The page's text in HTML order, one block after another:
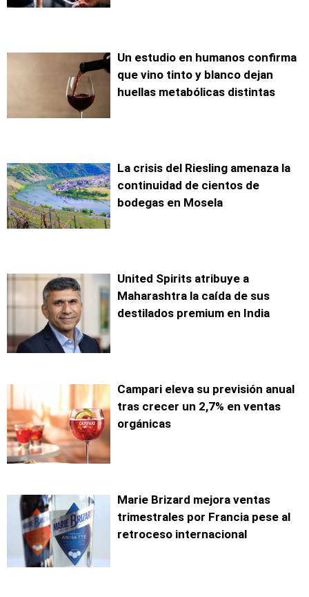
Un estudio en humanos confirma
que vino tinto y blanco dejan
huellas metabólicas distintas
La crisis del Riesling amenaza la
continuidad de cientos de
bodegas en Mosela
United Spirits atribuye a
Maharashtra la caída de sus
destilados premium en India
Campari eleva su previsión anual
tras crecer un 2,7% en ventas
orgánicas
Marie Brizard mejora ventas
trimestrales por Francia pese al
retroceso internacional